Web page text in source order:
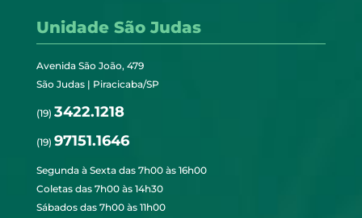
Unidade São Judas
Avenida São João, 479
São Judas | Piracicaba/SP
(19) 3422.1218
(19) 97151.1646
Segunda à Sexta das 7h00 às 16h00
Coletas das 7h00 às 14h30
Sábados das 7h00 às 11h00